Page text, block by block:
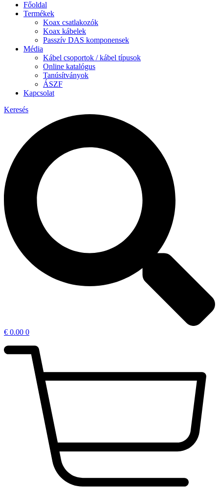
Főoldal
Termékek
Koax csatlakozók
Koax kábelek
Passzív DAS komponensek
Média
Kábel csoportok / kábel típusok
Online katalógus
Tanúsítványok
ÁSZF
Kapcsolat
Keresés
€ 0.00 0